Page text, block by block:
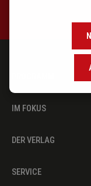
IM FOKUS
DER VERLAG
SERVICE